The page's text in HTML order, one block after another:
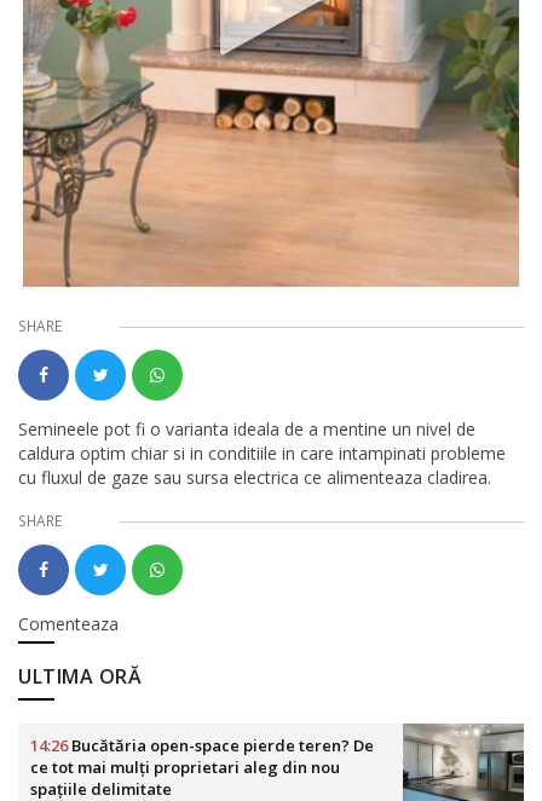
SHARE
Semineele pot fi o varianta ideala de a mentine un nivel de
caldura optim chiar si in conditiile in care intampinati probleme
cu fluxul de gaze sau sursa electrica ce alimenteaza cladirea.
SHARE
Comenteaza
ULTIMA ORĂ
14:26Bucătăria open-space pierde teren? De
ce tot mai mulți proprietari aleg din nou
spațiile delimitate